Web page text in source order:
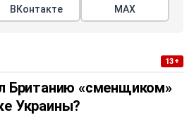
ВКонтакте МАХ
13+
Британию «сменщиком»
Украины?